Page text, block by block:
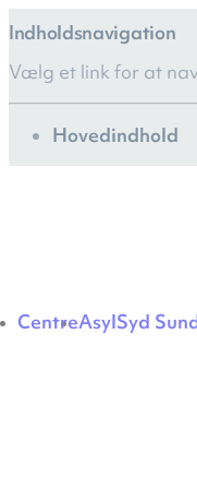
Indholdsnavigation
Vælg et link for at
gå til
Hovedindhold
CentreAsylSyd